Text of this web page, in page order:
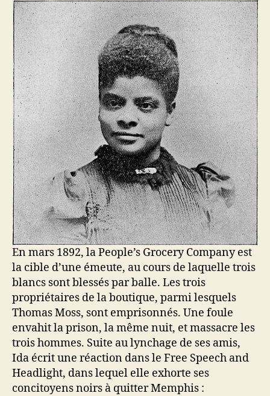
En mars 1892, la People’s Grocery Company est
la cible d’une émeute, au cours de laquelle trois
blancs sont blessés par balle. Les trois
propriétaires de la boutique, parmi lesquels
Thomas Moss, sont emprisonnés. Une foule
envahit la prison, la même nuit, et massacre les
trois hommes. Suite au lynchage de ses amis,
Ida écrit une réaction dans le Free Speech and
Headlight, dans lequel elle exhorte ses
concitoyens noirs à quitter Memphis :